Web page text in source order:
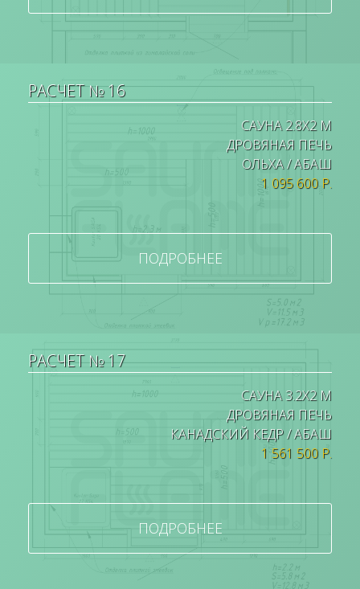
РАСЧЕТ № 16
САУНА 2.8Х2 М
ДРОВЯНАЯ ПЕЧЬ
ОЛЬХА / АБАШ
1 095 600 Р.
ПОДРОБНЕЕ
РАСЧЕТ № 17
САУНА 3.2Х2 М
ДРОВЯНАЯ ПЕЧЬ
КАНАДСКИЙ КЕДР / АБАШ
1 561 500 Р.
ПОДРОБНЕЕ